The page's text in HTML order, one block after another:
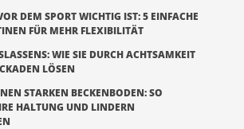
DEM SPORT WICHTIG IST: 5 EINFACHE
FÜR MEHR FLEXIBILITÄT
WIE SIE DURCH ACHTSAMKEIT
LÖSEN
STARKEN BECKENBODEN: SO
HALTUNG UND LINDERN